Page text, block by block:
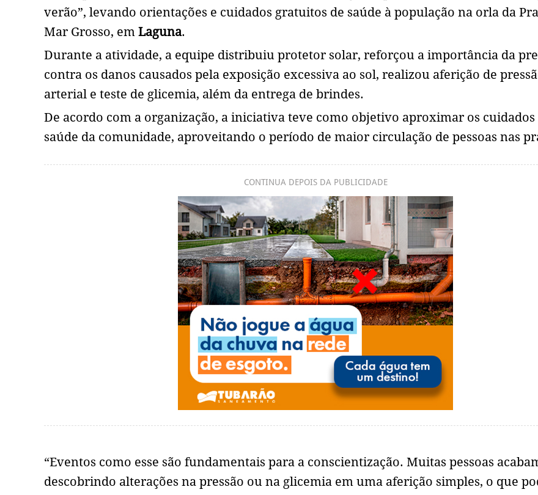
verão”, levando orientações e cuidados gratuitos de saúde à população na orla da
Mar Grosso, em Laguna.
Durante a atividade, a equipe distribuiu protetor solar, reforçou a importância da
contra os danos causados pela exposição excessiva ao sol, realizou aferição de
arterial e teste de glicemia, além da entrega de brindes.
De acordo com a organização, a iniciativa teve como objetivo aproximar os cuidados
saúde da comunidade, aproveitando o período de maior circulação de pessoas nas
CONTINUA DEPOIS DA PUBLICIDADE
“Eventos como esse são fundamentais para a conscientização. Muitas pessoas
descobrindo alterações na pressão ou na glicemia em uma aferição simples, o que